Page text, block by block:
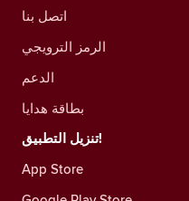
اتصل بنا
الرمز الترويجي
الدعم
بطاقة هدايا
تنزيل التطبيق!
App Store